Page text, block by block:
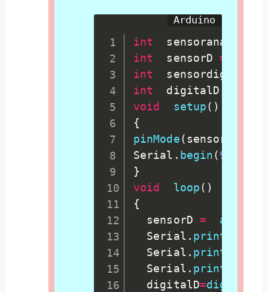
int
  sensoranalog
int
  sensorD
=
int
  sensordigital
int
  digitalD
void
setup( )
{
pinMode(
Serial . begin(9600
}
void
loop( )
{
  sensorD
=
  Serial
. print
  Serial
. print
  Serial
. print
  digitalD
=